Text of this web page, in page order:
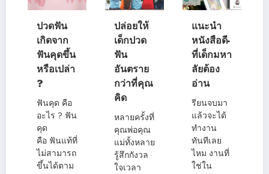
ปวดฟัน
เกิดจาก
ฟันคุดขึ้น
หรือเปล่า
?
ฟันคุด คือ
อะไร ? ฟัน
คุด
คือ ฟันแท้ที่
ไม่สามารถ
ขึ้นได้ตาม
ปล่อยให้
เด็กปวด
ฟัน
อันตราย
กว่าที่คุณ
คิด
หลายครั้งที่
คุณพ่อคุณ
แม่ทั้งหลาย
รู้สึกกังวล
ใจเวลา
แนะนำ
หนังสือดี-
ที่เด็กมหา
ลัยต้อง
อ่าน
รียนจบมา
แล้วจะได้
ทำงาน
ทันทีเลย
ไหม งานที่
ใช่ใน